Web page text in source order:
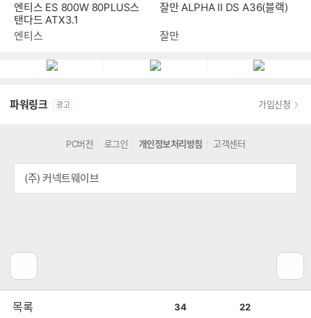
엔티스 ES 800W 80PLUS스
탠다드 ATX3.1
엔티스
잘만 ALPHA II DS A36(블랙)
잘만
파워링크 광고 가입신청
PC버전 로그인 개인정보처리방침 고객센터
(주) 커넥트웨이브
목록 34 22